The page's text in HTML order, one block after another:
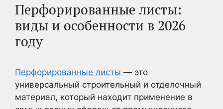
Перфорированные листы:
виды и особенности в 2026
году
Перфорированные листы — это
универсальный строительный и отделочный
материал, который находит применение в